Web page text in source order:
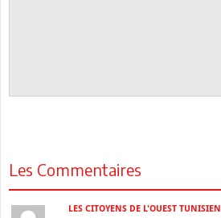
Les Commentaires
LES CITOYENS DE L'OUEST TUNISIEN